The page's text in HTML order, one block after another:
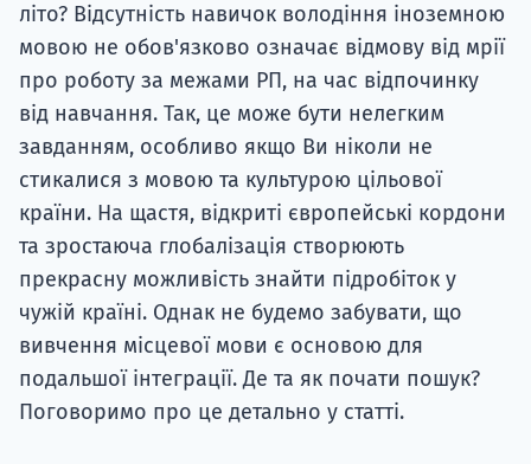
літо? Відсутність навичок володіння іноземною
мовою не обов'язково означає відмову від мрії
про роботу за межами РП, на час відпочинку
від навчання. Так, це може бути нелегким
завданням, особливо якщо Ви ніколи не
стикалися з мовою та культурою цільової
країни. На щастя, відкриті європейські кордони
та зростаюча глобалізація створюють
прекрасну можливість знайти підробіток у
чужій країні. Однак не будемо забувати, що
вивчення місцевої мови є основою для
подальшої інтеграції. Де та як почати пошук?
Поговоримо про це детально у статті.